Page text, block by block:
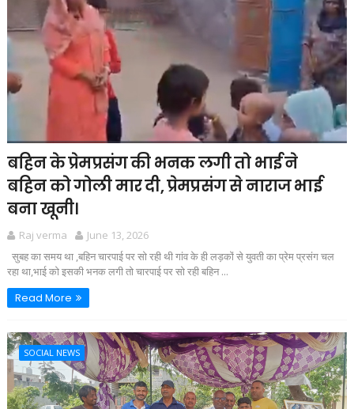
बहिन के प्रेमप्रसंग की भनक लगी तो भाई ने
बहिन को गोली मार दी, प्रेमप्रसंग से नाराज भाई
बना खूनी।
Raj verma
June 13, 2026
सुबह का समय था ,बहिन चारपाई पर सो रही थी गांव के ही लड़कों से युवती का प्रेम प्रसंग चल
रहा था,भाई को इसकी भनक लगी तो चारपाई पर सो रही बहिन ...
Read More
SOCIAL NEWS